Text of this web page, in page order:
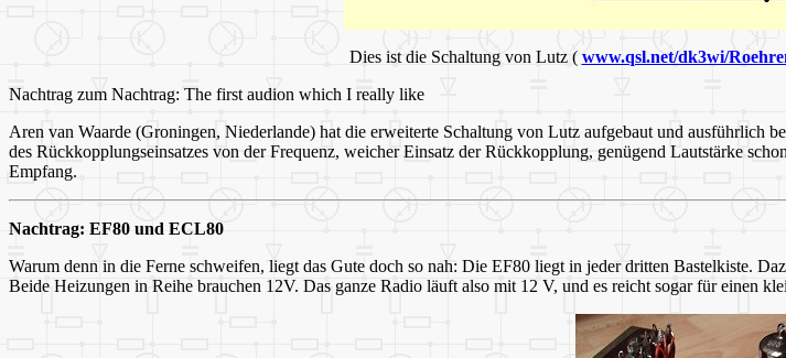
Dies ist die Schaltung von Lutz ( www.qsl.net/dk3wi/
Nachtrag zum Nachtrag: The first audion which I really like
Aren van Waarde (Groningen, Niederlande) hat die erweiterte Schaltung von Lutz aufgebaut und ausführlich
des Rückkopplungseinsatzes von der Frequenz, weicher Einsatz der Rückkopplung, genügend Lautstärke
Empfang.
Nachtrag: EF80 und ECL80
Warum denn in die Ferne schweifen, liegt das Gute doch so nah: Die EF80 liegt in jeder dritten Bastelkiste.
Beide Heizungen in Reihe brauchen 12V. Das ganze Radio läuft also mit 12 V, und es reicht sogar für einen